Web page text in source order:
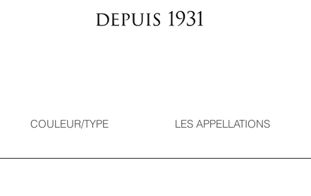
COULEUR/TYPE LES APPELLATIONS